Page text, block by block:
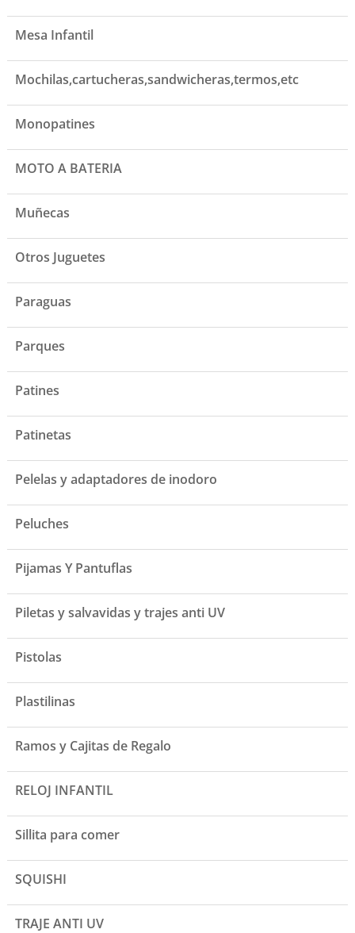
Mesa Infantil
Mochilas,cartucheras,sandwicheras,termos,etc
Monopatines
MOTO A BATERIA
Muñecas
Otros Juguetes
Paraguas
Parques
Patines
Patinetas
Pelelas y adaptadores de inodoro
Peluches
Pijamas Y Pantuflas
Piletas y salvavidas y trajes anti UV
Pistolas
Plastilinas
Ramos y Cajitas de Regalo
RELOJ INFANTIL
Sillita para comer
SQUISHI
TRAJE ANTI UV